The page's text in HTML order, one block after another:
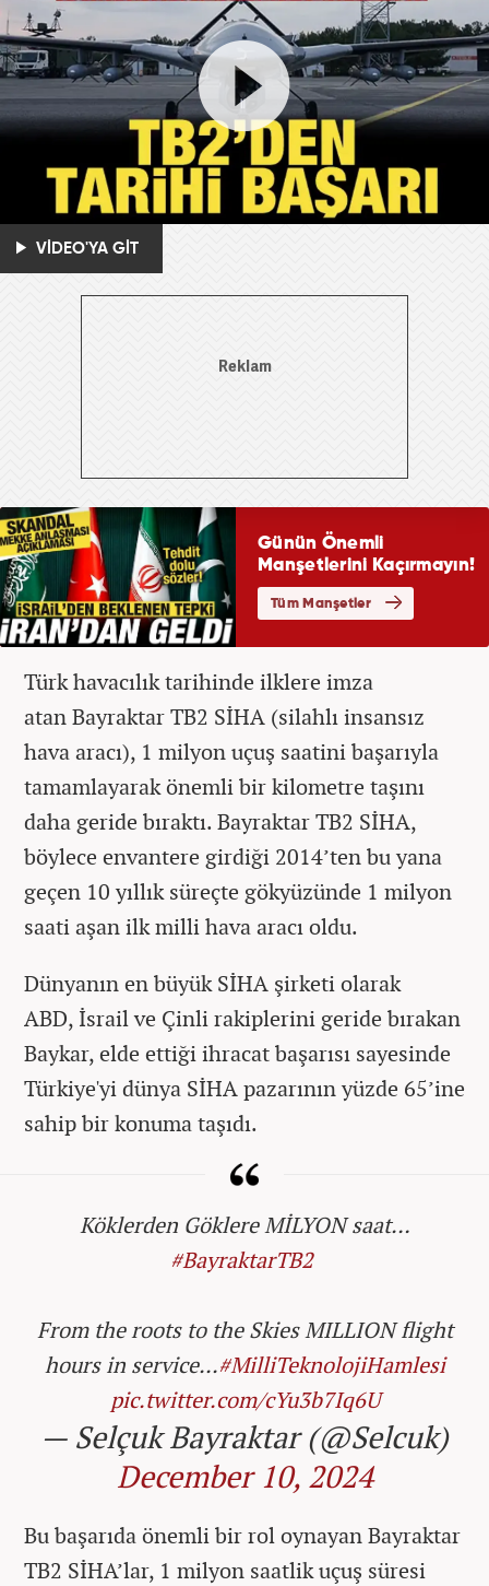
VİDEO'YA GİT
Türk havacılık tarihinde ilklere imza
atan Bayraktar TB2 SİHA (silahlı insansız
hava aracı), 1 milyon uçuş saatini başarıyla
tamamlayarak önemli bir kilometre taşını
daha geride bıraktı. Bayraktar TB2 SİHA,
böylece envantere girdiği 2014’ten bu yana
geçen 10 yıllık süreçte gökyüzünde 1 milyon
saati aşan ilk milli hava aracı oldu.
Dünyanın en büyük SİHA şirketi olarak
ABD, İsrail ve Çinli rakiplerini geride bırakan
Baykar, elde ettiği ihracat başarısı sayesinde
Türkiye'yi dünya SİHA pazarının yüzde 65’ine
sahip bir konuma taşıdı.
Köklerden Göklere MİLYON saat…
#BayraktarTB2️
From the roots to the Skies MILLION flight
hours in service...#MilliTeknolojiHamlesi
pic.twitter.com/cYu3b7Iq6U
— Selçuk Bayraktar (@Selcuk)
December 10, 2024
Bu başarıda önemli bir rol oynayan Bayraktar
TB2 SİHA’lar, 1 milyon saatlik uçuş süresi